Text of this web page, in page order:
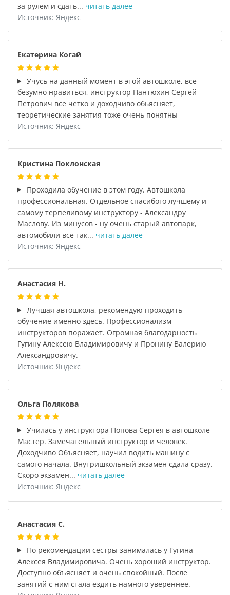
за рулем и сдать... читать далее
Источник: Яндекс
Екатерина Когай
Учусь на данный момент в этой автошколе, все
безумно нравиться, инструктор Пантюхин Сергей
Петрович все четко и доходчиво обьясняет,
теоретические занятия тоже очень понятны
Источник: Яндекс
Кристина Поклонская
Проходила обучение в этом году. Автошкола
профессиональная. Отдельное спасибого лучшему и
самому терпеливому инструктору - Александру
Маслову. Из минусов - ну очень старый автопарк,
автомобили все так... читать далее
Источник: Яндекс
Анастасия Н.
Лучшая автошкола, рекомендую проходить
обучение именно здесь. Профессионализм
инструкторов поражает. Огромная благодарность
Гугину Алексею Владимировичу и Пронину Валерию
Александровичу.
Источник: Яндекс
Ольга Полякова
Училась у инструктора Попова Сергея в автошколе
Мастер. Замечательный инструктор и человек.
Доходчиво Объясняет, научил водить машину с
самого начала. Внутришкольный экзамен сдала сразу.
Скоро экзамен... читать далее
Источник: Яндекс
Анастасия С.
По рекомендации сестры занималась у Гугина
Алексея Владимировича. Очень хороший инструктор.
Доступно объясняет и очень спокойный. После
занятий с ним стала ездить намного увереннее.